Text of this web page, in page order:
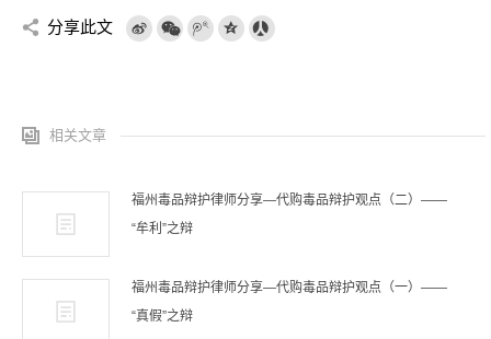
分享此文
相关文章
福州毒品辩护律师分享—代购毒品辩护观点（二）——
“牟利”之辩
福州毒品辩护律师分享—代购毒品辩护观点（一）——
“真假”之辩